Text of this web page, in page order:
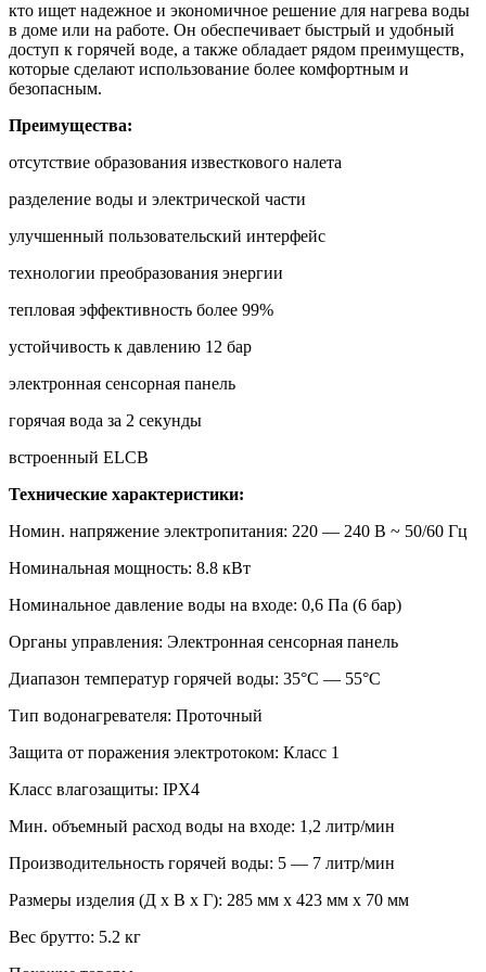
кто ищет надежное и экономичное решение для нагрева воды
в доме или на работе. Он обеспечивает быстрый и удобный
доступ к горячей воде, а также обладает рядом преимуществ,
которые сделают использование более комфортным и
безопасным.
Преимущества:
отсутствие образования известкового налета
разделение воды и электрической части
улучшенный пользовательский интерфейс
технологии преобразования энергии
тепловая эффективность более 99%
устойчивость к давлению 12 бар
электронная сенсорная панель
горячая вода за 2 секунды
встроенный ELCB
Технические характеристики:
Номин. напряжение электропитания: 220 — 240 В ~ 50/60 Гц
Номинальная мощность: 8.8 кВт
Номинальное давление воды на входе: 0,6 Па (6 бар)
Органы управления: Электронная сенсорная панель
Диапазон температур горячей воды: 35°С — 55°С
Тип водонагревателя: Проточный
Защита от поражения электротоком: Класс 1
Класс влагозащиты: IPX4
Мин. объемный расход воды на входе: 1,2 литр/мин
Производительность горячей воды: 5 — 7 литр/мин
Размеры изделия (Д x В x Г): 285 мм x 423 мм x 70 мм
Вес брутто: 5.2 кг